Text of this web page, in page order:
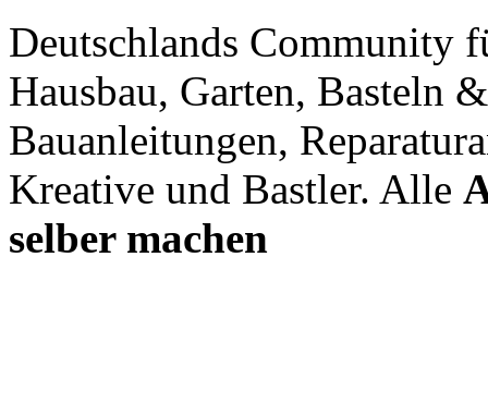
Deutschlands Community
Hausbau, Garten, Basteln
Bauanleitungen,
Kreative und Bastler. Alle
selber machen